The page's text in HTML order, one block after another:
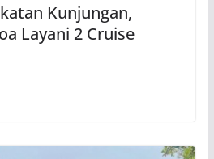
Kunjungan,
Layani 2 Cruise